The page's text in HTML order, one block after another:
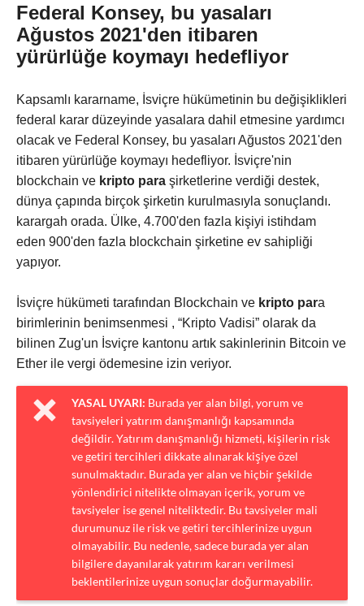
Federal Konsey, bu yasaları
Ağustos 2021'den itibaren
yürürlüğe koymayı hedefliyor
Kapsamlı kararname, İsviçre hükümetinin bu değişiklikleri
federal karar düzeyinde yasalara dahil etmesine yardımcı
olacak ve Federal Konsey, bu yasaları Ağustos 2021'den
itibaren yürürlüğe koymayı hedefliyor. İsviçre'nin
blockchain ve kripto para şirketlerine verdiği destek,
dünya çapında birçok şirketin kurulmasıyla sonuçlandı.
karargah orada. Ülke, 4.700'den fazla kişiyi istihdam
eden 900'den fazla blockchain şirketine ev sahipliği
yapıyor.
İsviçre hükümeti tarafından Blockchain ve kripto para
birimlerinin benimsenmesi , “Kripto Vadisi” olarak da
bilinen Zug'un İsviçre kantonu artık sakinlerinin Bitcoin ve
Ether ile vergi ödemesine izin veriyor.
YASAL UYARI: Burada yer alan bilgi, yorum ve
tavsiyeleri yatırım danışmanlığı kapsamında
değildir. Yatırım danışmanlığı hizmeti, kişilerin risk
ve getiri tercihleri dikkate alınarak kişiye özel
sunulmaktadır. Burada yer alan ve hiçbir şekilde
yönlendirici nitelikte olmayan içerik, yorum ve
tavsiyeler ise genel niteliktedir. Bu tavsiyeler mali
durumunuz ile risk ve getiri tercihlerinize uygun
olmayabilir. Bu nedenle, sadece burada yer alan
bilgilere dayanılarak yatırım kararı verilmesi
beklentilerinize uygun sonuçlar doğurmayabilir.